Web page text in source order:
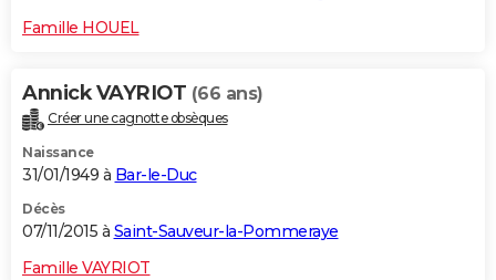
Famille HOUEL
Annick VAYRIOT (66 ans)
Créer une cagnotte obsèques
Naissance
31/01/1949 à Bar-le-Duc
Décès
07/11/2015 à Saint-Sauveur-la-Pommeraye
Famille VAYRIOT